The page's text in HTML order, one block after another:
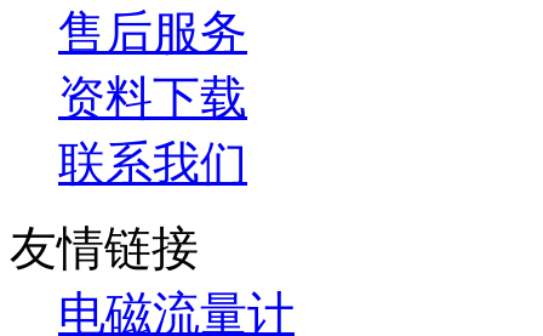
售后服务
资料下载
联系我们
友情链接
电磁流量计